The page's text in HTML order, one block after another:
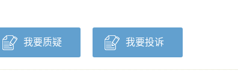
我要质疑 我要投诉